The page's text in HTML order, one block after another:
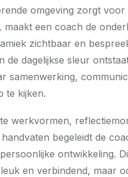
omgeving zorgt
maakt een coach de
zichtbaar en
de dagelijkse sleur
samenwerking,
te kijken.
werkvormen,
begeleidt de
ontwikkeling.
en verbindend, maar